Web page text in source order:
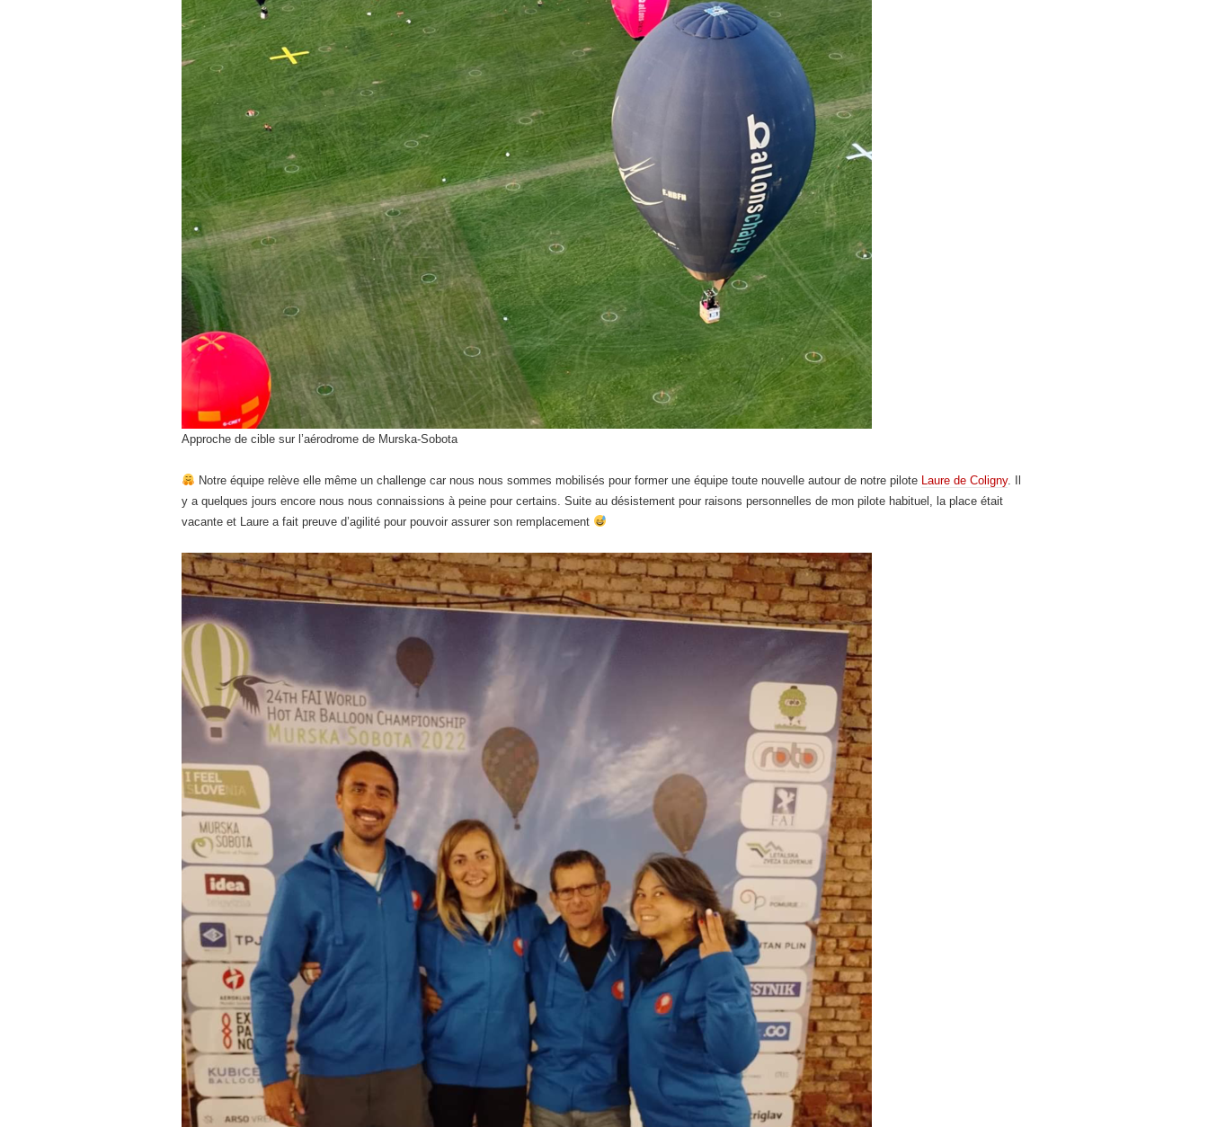
Approche de cible sur l’aérodrome de Murska-Sobota
Notre équipe relève elle même un challenge car nous nous sommes mobilisés pour former une équipe toute nouvelle autour de notre pilote Laure de Coligny. Il
y a quelques jours encore nous nous connaissions à peine pour certains. Suite au désistement pour raisons personnelles de mon pilote habituel, la place était
vacante et Laure a fait preuve d’agilité pour pouvoir assurer son remplacement